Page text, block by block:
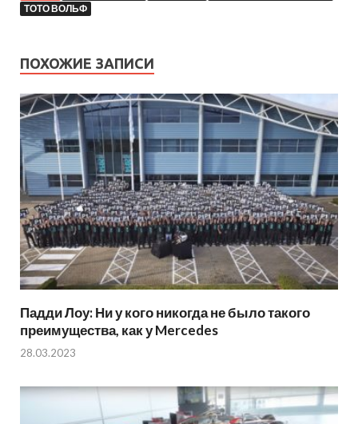
ТОТО ВОЛЬФ
ПОХОЖИЕ ЗАПИСИ
Падди Лоу: Ни у кого никогда не было такого
преимущества, как у Mercedes
28.03.2023